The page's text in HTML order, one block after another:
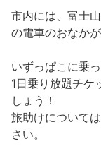
西伊豆町
伊東市
伊豆の国市
松崎町
東伊豆町
アクセス
市内には、富士
の電車のおなか
いずっぱこに乗
1日乗り放題チケ
しょう！
旅助けについて
さい。